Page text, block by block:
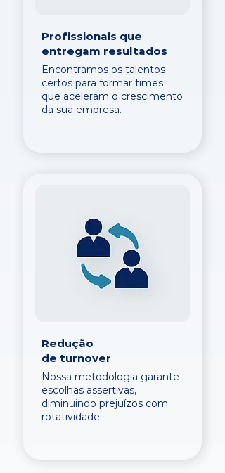
Profissionais que
entregam resultados
Encontramos os talentos
certos para formar times
que aceleram o crescimento
da sua empresa.
Redução
de turnover
Nossa metodologia garante
escolhas assertivas,
diminuindo prejuízos com
rotatividade.